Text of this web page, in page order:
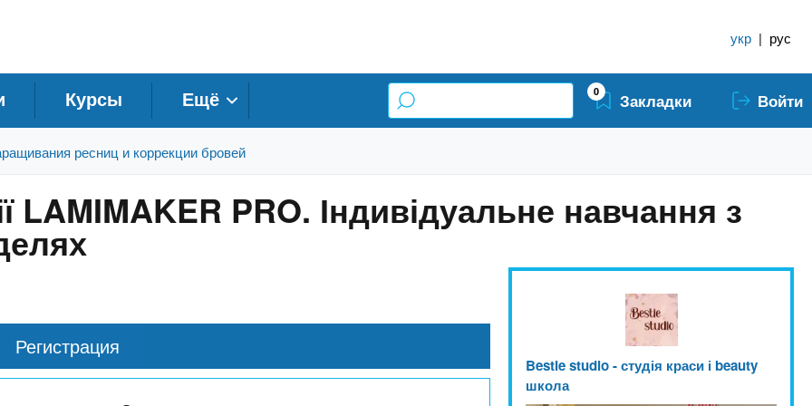
укр | рус
Курсы Ещё 0 Закладки Войти
ресниц и коррекции бровей
LAMIMAKER PRO. Індивідуальне навчання з
Регистрация
Bestie studio - студія краси і beauty
школа